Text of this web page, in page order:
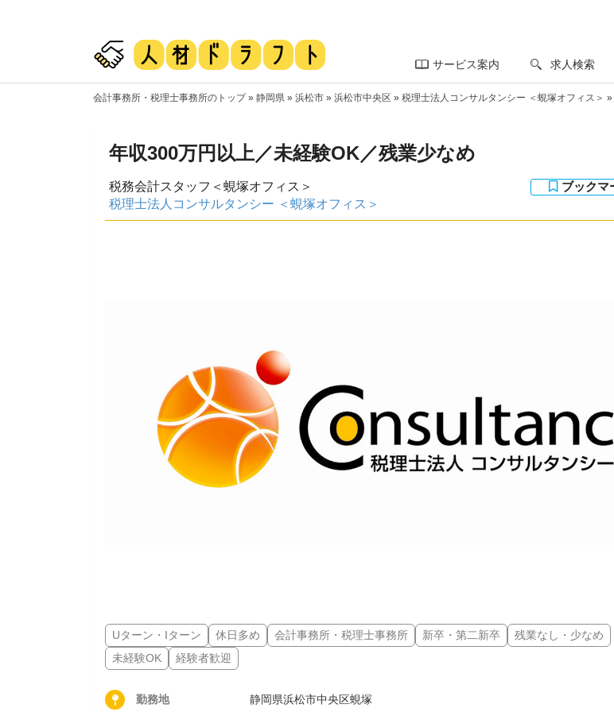
サービス案内 求人検索
会計事務所・税理士事務所のトップ» 静岡県 » 浜松市 » 浜松市中央区 » 税理士法人コンサルタンシー ＜蜆塚オフィス＞ »
年収300万円以上／未経験OK／残業少なめ
税務会計スタッフ＜蜆塚オフィス＞
税理士法人コンサルタンシー ＜蜆塚オフィス＞
Uターン・Iターン 休日多め 会計事務所・税理士事務所 新卒・第二新卒
残業なし・少なめ
未経験OK
経験者歓迎
勤務地 静岡県浜松市中央区蜆塚